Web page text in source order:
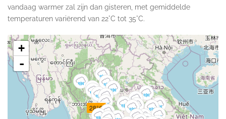
vandaag warmer zal zijn dan gisteren, met gemiddelde
temperaturen variërend van 22°C tot 35°C.
28°C
+
-